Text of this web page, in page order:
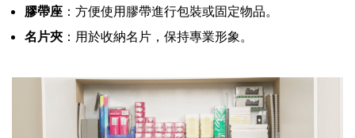
膠帶座 ：方便使用膠帶進行包裝或固定物品。
名片夾 ：用於收納名片，保持專業形象。